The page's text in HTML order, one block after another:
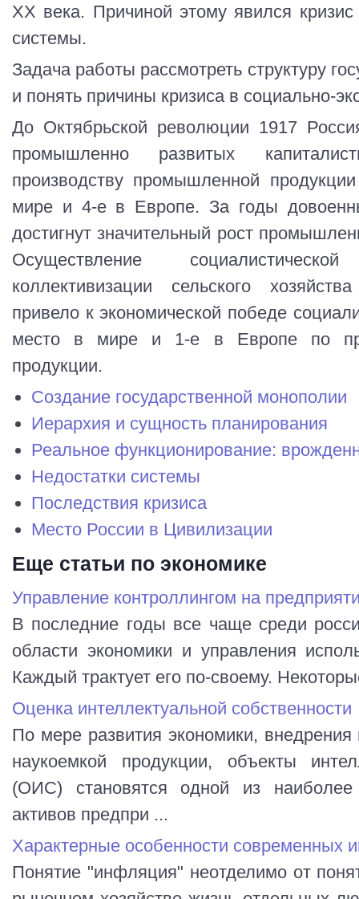
ХХ века. Причиной этому явился кризис
системы.
Задача работы рассмотреть структуру
и понять причины кризиса в социально-
До Октябрьской революции 1917
промышленно развитых
производству промышленной
мире и 4-е в Европе. За годы
достигнут значительный рост
Осуществление
коллективизации сельского
привело к экономической победе
место в мире и 1-е в Европе по
продукции.
Создание государственной монополии
Иерархия и сущность планирования
Реальное функционирование:
Недостатки системы
Последствия кризиса
Место России в Цивилизации
Еще статьи по экономике
Управление контроллингом на
В последние годы все чаще среди
области экономики и управления
Каждый трактует его по-своему.
Оценка интеллектуальной собственности
По мере развития экономики,
наукоемкой продукции, объекты
(ОИС) становятся одной из
активов предпри ...
Характерные особенности современных
Понятие "инфляция" неотделимо от